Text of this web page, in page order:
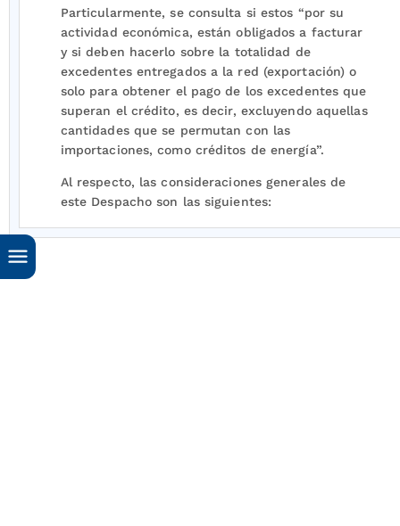
Particularmente, se consulta si estos “por su
actividad económica, están obligados a facturar
y si deben hacerlo sobre la totalidad de
excedentes entregados a la red (exportación) o
solo para obtener el pago de los excedentes que
superan el crédito, es decir, excluyendo aquellas
cantidades que se permutan con las
importaciones, como créditos de energía”.
Al respecto, las consideraciones generales de
este Despacho son las siguientes: